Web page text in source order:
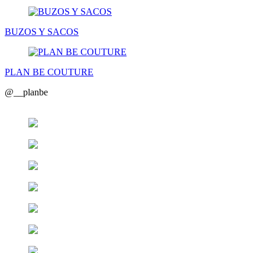
BUZOS Y SACOS
PLAN BE COUTURE
@__planbe